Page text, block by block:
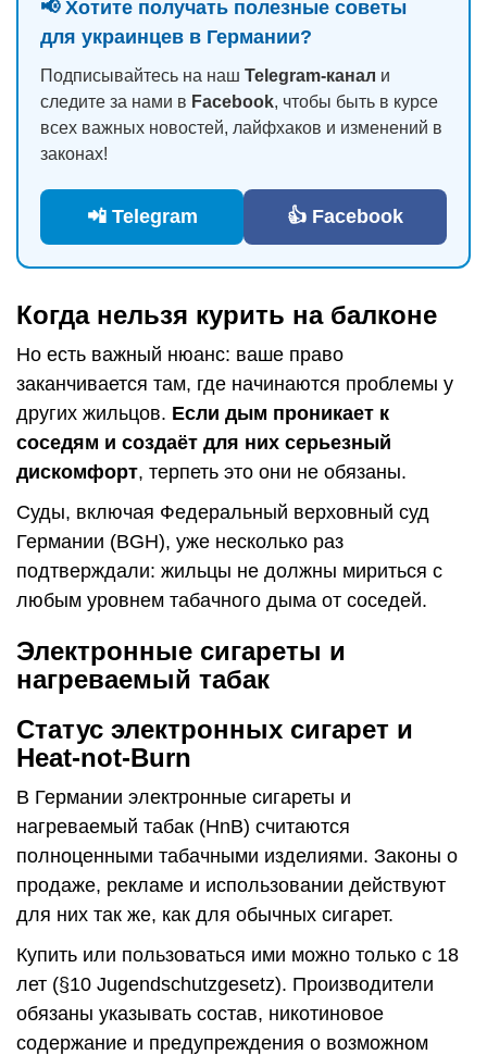
📢 Хотите получать полезные советы
для украинцев в Германии?
Подписывайтесь на наш Telegram-канал и
следите за нами в Facebook, чтобы быть в курсе
всех важных новостей, лайфхаков и изменений в
законах!
📲 Telegram 👍 Facebook
Когда нельзя курить на балконе
Но есть важный нюанс: ваше право
заканчивается там, где начинаются проблемы у
других жильцов. Если дым проникает к
соседям и создаёт для них серьезный
дискомфорт, терпеть это они не обязаны.
Суды, включая Федеральный верховный суд
Германии (BGH), уже несколько раз
подтверждали: жильцы не должны мириться с
любым уровнем табачного дыма от соседей.
Электронные сигареты и
нагреваемый табак
Статус электронных сигарет и
Heat-not-Burn
В Германии электронные сигареты и
нагреваемый табак (HnB) считаются
полноценными табачными изделиями. Законы о
продаже, рекламе и использовании действуют
для них так же, как для обычных сигарет.
Купить или пользоваться ими можно только с 18
лет (§10 Jugendschutzgesetz). Производители
обязаны указывать состав, никотиновое
содержание и предупреждения о возможном